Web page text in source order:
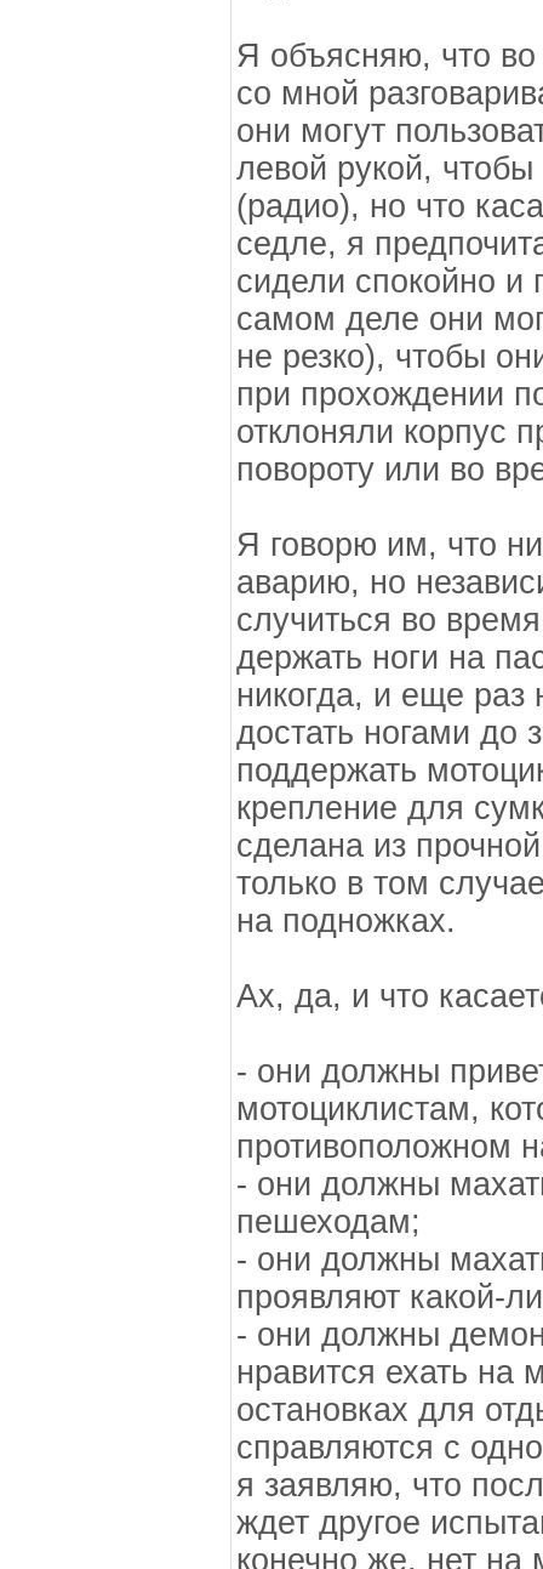
Я объясняю, что во
со мной
они могут
левой рукой,
(радио), но что
седле, я
сидели спокойно и
самом деле они
не резко), чтобы
при прохождении
отклоняли корпус
повороту или во
Я говорю им, что
аварию, но
случиться во
держать ноги на
никогда, и еще раз
достать ногами до
поддержать
крепление для
сделана из
только в том
на подножках.
Ах, да, и что
- они должны
мотоциклистам,
противоположном
- они должны
пешеходам;
- они должны
проявляют какой-
- они должны
нравится ехать на
остановках для
справляются с
я заявляю, что
ждет другое
конечно же, нет на